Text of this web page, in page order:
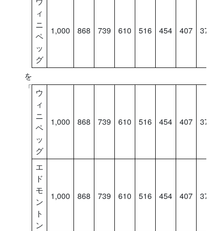
ィ
ニ
ペ
ッ
グ
1,000 868 739 610 516 454 407 376
を
「 ウ
ィ
ニ
ペ
ッ
グ
1,000 868 739 610 516 454 407 376
エ
ド
モ
ン
ト
ン
1,000 868 739 610 516 454 407 376